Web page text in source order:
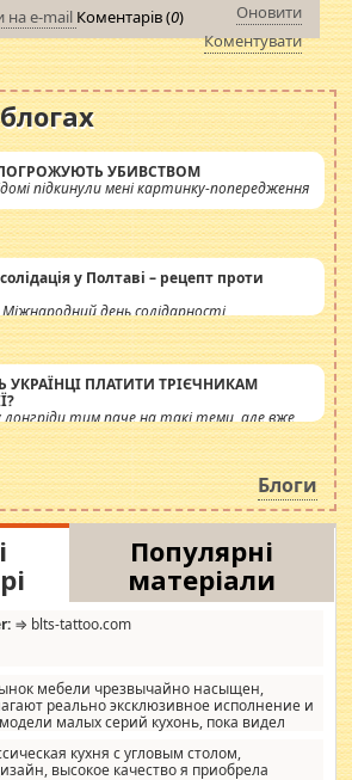
на e-mail Коментарів (0)
Оновити
Коментувати
УБИВСТВОМ
підкинули мені картинку-попередження
у Полтаві – рецепт проти
Міжнародний день солідарності
ПЛАТИТИ ТРІЄЧНИКАМ
лонгріди тим паче на такі теми, але вже
Обурюють сьогоднішні інсенуації
питання. Штучно
ще одна соціальна катастрофа.
Блоги
Популярні
матеріали
⇒ blts-tattoo.com
мебели чрезвычайно насыщен,
реально эксклюзивное исполнение и
малых серий кухонь, пока видел
MebelOk, креативненько и что главное -
без ненужных наворотов удорожающих
кухня с угловым столом,
высокое качество я приобрела